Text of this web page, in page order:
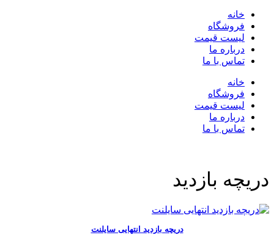
خانه
فروشگاه
لیست قیمت
درباره ما
تماس با ما
خانه
فروشگاه
لیست قیمت
درباره ما
تماس با ما
دریچه بازدید
دریچه بازدید انتهایی سایلنت